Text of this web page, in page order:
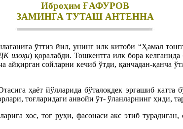
Иброҳим ҒАФУРОВ
ЗАМИНГА ТУТАШ АНТЕННА
ўттиз йил, унинг илк китоби “Ҳамал
изоҳи) қоралабди. Тошкентга илк бора
айқирган сойларни кечиб ўтди, қанчадан-
ҳаёт йўлларида бўталоқдек эргашиб
тоғларидаги анвойи ўт- ўланларнинг ҳиди,
хос, тоғ руҳи, фасонаси акс этиб